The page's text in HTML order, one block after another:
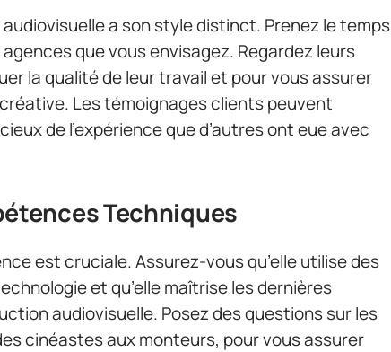
a son style distinct. Prenez le temps
que vous envisagez. Regardez leurs
la qualité de leur travail et pour vous assurer
Les témoignages clients peuvent
de l’expérience que d’autres ont eue avec
Techniques
est cruciale. Assurez-vous qu’elle utilise des
et qu’elle maîtrise les dernières
audiovisuelle. Posez des questions sur les
cinéastes aux monteurs, pour vous assurer